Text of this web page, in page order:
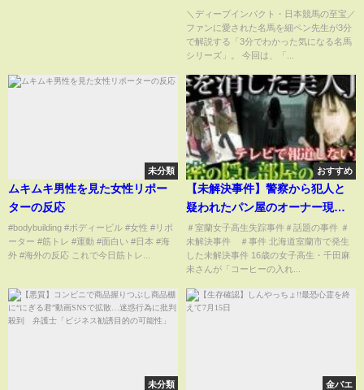
＼ディープインパクト・日本競馬の至宝／
ファンに愛された名馬を細ペン先生が3分
で解説する「3分でわかった気になる名馬
シリーズ」。 今回は、「...
未分類
ムキムキ男性を見た女性リポー
ターの反応
#bodybuilding #ボディービル #女性 #リポ
ーター #筋トレ #運動 #面白い #日本 #海
外 #海外の反応 これで今日筋トレ...
おすすめ
【未解決事件】警察から犯人と
疑われたパン屋のオーナー現在
【室蘭女子高生失踪事件】
＃室蘭女子高生失踪事件＃話題の事件 ＃
未解決事件 ＃事件 北海道室蘭市で発生
した未解決事件 16歳の女子高生・千田麻
未さんが「コーヒーの入れ...
未分類 金バエ